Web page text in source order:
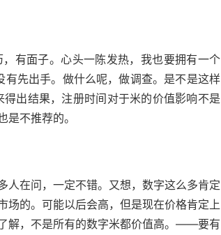
有面子。心头一陈发热，我也要拥有一个
先出手。做什么呢，做调查。是不是这样
出结果，注册时间对于米的价值影响不是
不推荐的。
人在问，一定不错。又想，数字这么多肯定
场的。可能以后会高，但是现在价格肯定上
解，不是所有的数字米都价值高。——要有